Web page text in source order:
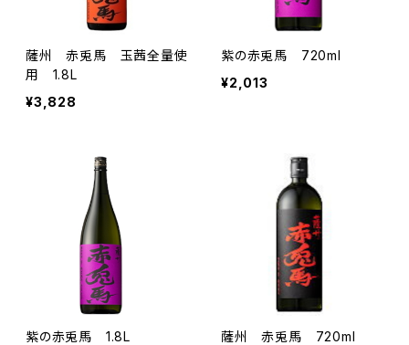
薩州 赤兎馬 玉茜全量使
用 1.8L
¥3,828
紫の赤兎馬 720ml
¥2,013
紫の赤兎馬 1.8L
薩州 赤兎馬 720ml